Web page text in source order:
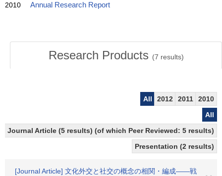
2010 Annual Research Report
Research Products (7 results)
All 2012 2011
2010
All
Journal Article (5 results) (of which Peer Reviewed: 5 results)
Presentation (2 results)
[Journal Article] 文化外交と社交の概念の相関・編成――戦